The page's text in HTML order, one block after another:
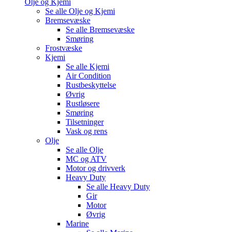
Se alle Olje og Kjemi
Bremsevæske
Se alle Bremsevæske
Smøring
Frostvæske
Kjemi
Se alle Kjemi
Air Condition
Rustbeskyttelse
Øvrig
Rustløsere
Smøring
Tilsetninger
Vask og rens
Olje
Se alle Olje
MC og ATV
Motor og drivverk
Heavy Duty
Se alle Heavy Duty
Gir
Motor
Øvrig
Marine